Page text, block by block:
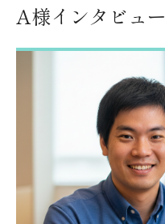
A様インタビュー